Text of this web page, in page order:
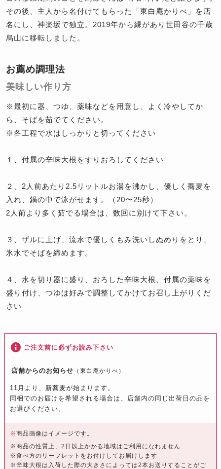
その後、主人から名付けてもらった「東白庵かりべ」を店
名にし、神楽坂で独立。2019年から縁があり世田谷の千歳
烏山に移転しました。
お薦め調理法
美味しい作り方
※最初に器、つゆ、薬味などを用意し、よく冷やしてか
ら、そばを茹でてください。
※各工程で水はしっかりと切ってください
１、付属の辛味大根をすりおろしてください
２、2人前あたり2.5リットルお湯を沸かし、優しく蕎麦を
入れ、鍋の中で泳がせます。（20〜25秒）
2人前より多く茹でる場合は、数回に別けて下さい。
３、ザルに上げ、流水で優しくもみ洗いしぬめりをとり、
氷水でそばを締めます。
４、水を切り器に盛り、おろした辛味大根、付属の薬味を
盛り付け、つゆは好みで調整してかけてお召し上がりくだ
さい
ご注文前に必ずお読み下さい
店舗からのお知らせ （東白庵かりべ）
11月より、新蕎麦が始まります。
同梱でのお届けを希望される場合は、店舗内の同じ出荷日の品を
お選びください。
※商品画像はイメージです。
※商品の性質上、2日以上かかる地域はご利用になれません
※食べ方のリーフレットをお付けしてお届けします
※辛味大根は入荷した際の大きさによっては2本お送りすることがご